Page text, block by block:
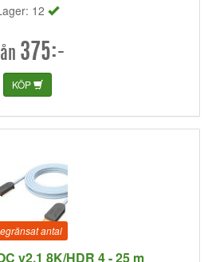
12
375:-
KÖP
antal
v2.1 8K/HDR 4 - 25 m